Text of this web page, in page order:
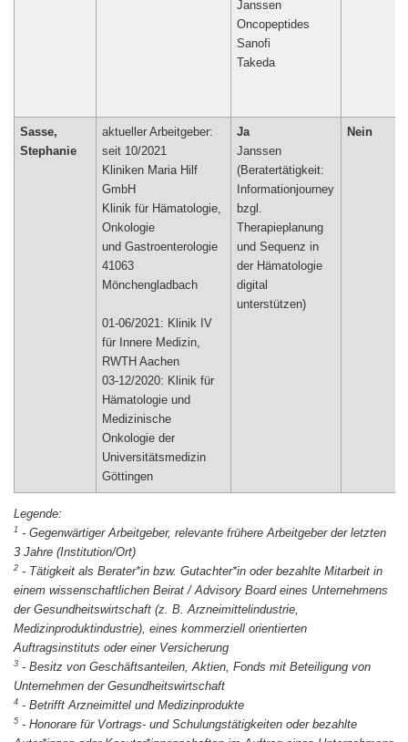
Janssen
Oncopeptides
Sanofi
Takeda
Sasse,
Stephanie
aktueller Arbeitgeber:
seit 10/2021
Kliniken Maria Hilf
GmbH
Klinik für Hämatologie,
Onkologie
und Gastroenterologie
41063
Mönchengladbach
01-06/2021: Klinik IV
für Innere Medizin,
RWTH Aachen
03-12/2020: Klinik für
Hämatologie und
Medizinische
Onkologie der
Universitätsmedizin
Ja
Janssen
(Beratertätigkeit:
Informationjourney
bzgl.
Therapieplanung
und Sequenz in
der Hämatologie
digital
unterstützen)
Nein
1 - Gegenwärtiger Arbeitgeber, relevante frühere Arbeitgeber der letzten
3 Jahre (Institution/Ort)
2 - Tätigkeit als Berater*in bzw. Gutachter*in oder bezahlte Mitarbeit in
einem wissenschaftlichen Beirat / Advisory Board eines Unternehmens
der Gesundheitswirtschaft (z. B. Arzneimittelindustrie,
Medizinproduktindustrie), eines kommerziell orientierten
Auftragsinstituts oder einer Versicherung
3 - Besitz von Geschäftsanteilen, Aktien, Fonds mit Beteiligung von
Unternehmen der Gesundheitswirtschaft
4 - Betrifft Arzneimittel und Medizinprodukte
5 - Honorare für Vortrags- und Schulungstätigkeiten oder bezahlte